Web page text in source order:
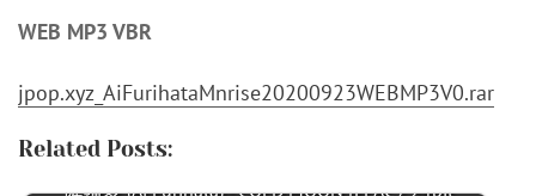
WEB MP3 VBR
jpop.xyz_AiFurihataMnrise20200923WEBMP3V0.rar
Related Posts:
降幡愛 (Ai Furihata) - COLD MOON [FLAC / 24bit